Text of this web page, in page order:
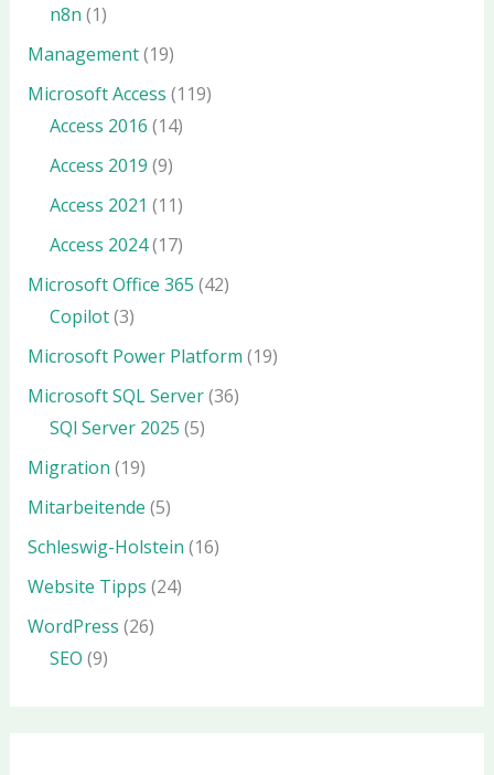
n8n (1)
Management(19)
Microsoft Access (119)
Access 2016 (14)
Access 2019 (9)
Access 2021 (11)
Access 2024(17)
Microsoft Office 365 (42)
Copilot(3)
Microsoft Power Platform (19)
Microsoft SQL Server(36)
SQl Server 2025 (5)
Migration (19)
Mitarbeitende (5)
Schleswig-Holstein (16)
Website Tipps (24)
WordPress (26)
SEO (9)